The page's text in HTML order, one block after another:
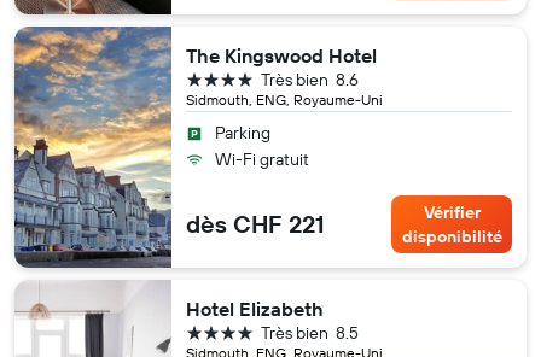
The Kingswood Hotel
Sidmouth, ENG, Royaume-Uni
8.6
Très bien
4 étoiles
Parking
Wi-Fi gratuit
dès CHF 221
Vérifier
disponibilité
Hotel Elizabeth
Sidmouth, ENG, Royaume-Uni
8.5
Très bien
4 étoiles